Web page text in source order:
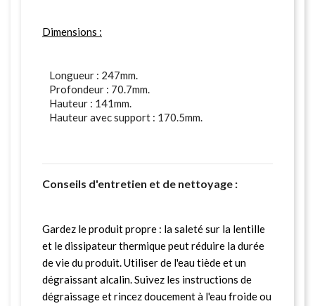
Dimensions :
Longueur : 247mm.
Profondeur : 70.7mm.
Hauteur : 141mm.
Hauteur avec support : 170.5mm.
Conseils d'entretien et de nettoyage :
Gardez le produit propre : la saleté sur la lentille
et le dissipateur thermique peut réduire la durée
de vie du produit. Utiliser de l'eau tiède et un
dégraissant alcalin. Suivez les instructions de
dégraissage et rincez doucement à l'eau froide ou